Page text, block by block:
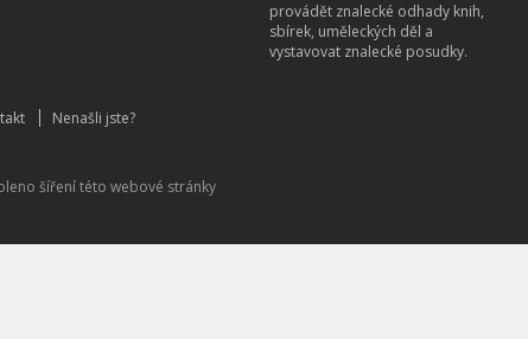
provádět znalecké odhady knih,
sbírek, uměleckých děl a
vystavovat znalecké posudky.
Nenašli jste?
šíření této webové stránky